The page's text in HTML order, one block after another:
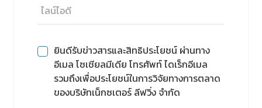
ยินดีรับข่าวสารและสิทธิประโยชน์ ผ่านทาง
อีเมล โซเชียลมีเดีย โทรศัพท์ ไดเร็กอีเมล
รวมถึงเพื่อประโยชน์ในการวิจัยทางการตลาด
ของบริษัทเน็กซเตอร์ ลีฟวิ่ง จำกัด